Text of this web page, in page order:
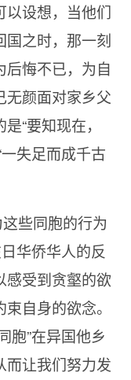
以设想，当他们
国之时，那一刻
悔不已，为自
无颜面对家乡父
“要知现在，
失足而成千古
些同胞的行为
华侨华人的反
感受到贪壑的欲
自身的欲念。
胞”在异国他乡
而让我们努力发